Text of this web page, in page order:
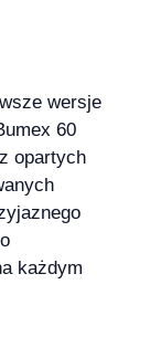
wersje
60
opartych
każdym